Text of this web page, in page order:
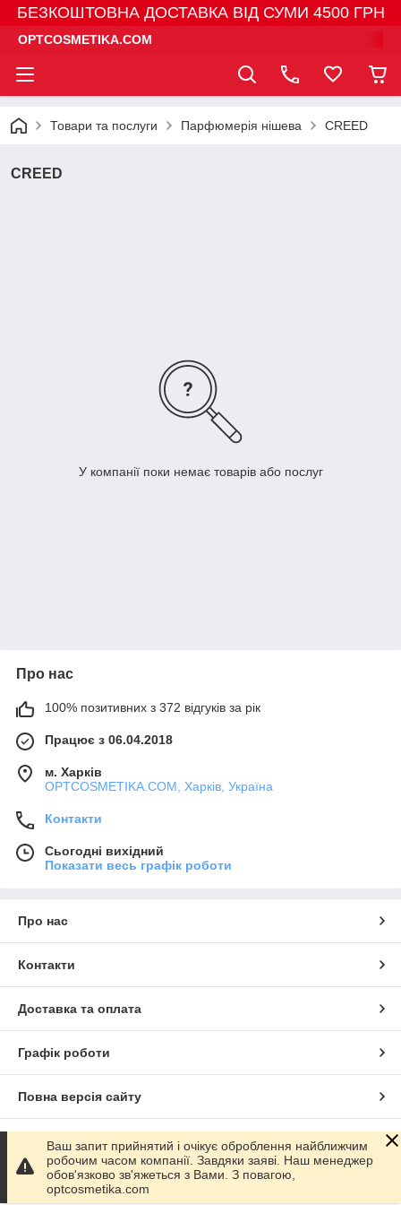
БЕЗКОШТОВНА ДОСТАВКА ВІД СУМИ 4500 ГРН
OPTCOSMETIKA.COM
Товари та послуги Парфюмерія нішева CREED
CREED
У компанії поки немає товарів або послуг
Про нас
100% позитивних з 372 відгуків за рік
Працює з 06.04.2018
м. Харків
OPTCOSMETIKA.COM, Харків, Україна
Контакти
Сьогодні вихідний
Показати весь графік роботи
Про нас
Контакти
Доставка та оплата
Графік роботи
Повна версія сайту
Сайт створено на маркетплейсі Prom.ua
Політика конфіденційності
Ваш запит прийнятий і очікує оброблення найближчим
робочим часом компанії. Завдяки заяві. Наш менеджер
обов'язково зв'яжеться з Вами. З повагою,
optcosmetika.com